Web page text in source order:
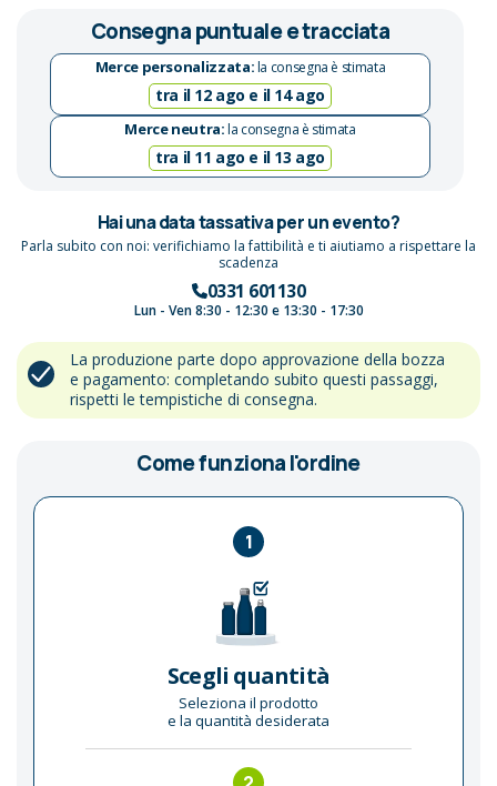
Consegna puntuale e tracciata
Merce personalizzata:la consegna è stimata
tra il 12 ago e il 14 ago
Merce neutra:la consegna è stimata
tra il 11 ago e il 13 ago
Hai una data tassativa per un evento?
Parla subito con noi: verifichiamo la fattibilità e ti aiutiamo a rispettare la
scadenza
0331 601130
Lun - Ven 8:30 - 12:30 e 13:30 - 17:30
La produzione parte dopo approvazione della bozza
e pagamento: completando subito questi passaggi,
rispetti le tempistiche di consegna.
Come funziona l'ordine
1
Scegli quantità
Seleziona il prodotto
e la quantità desiderata